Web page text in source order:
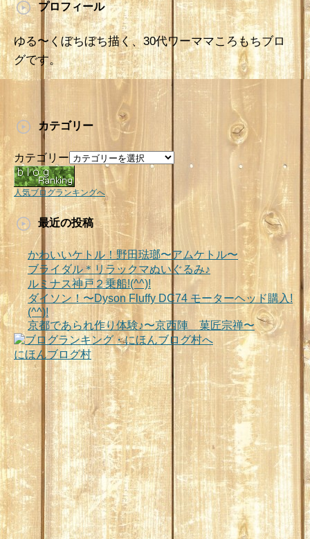
プロフィール
ゆる〜くぼちぼち描く、30代ワーママころもちブロ
グです。
カテゴリー
カテゴリー
人気ブログランキングへ
最近の投稿
かわいいケトル！野田琺瑯〜アムケトル〜
ブライダル＊リラックマぬいぐるみ♪
ルミナス神戸２乗船!(^^)!
ダイソン！〜Dyson Fluffy DC74 モーターヘッド購入!
(^^)!
京都であられ作り体験♪〜京西陣 菓匠宗禅〜
にほんブログ村